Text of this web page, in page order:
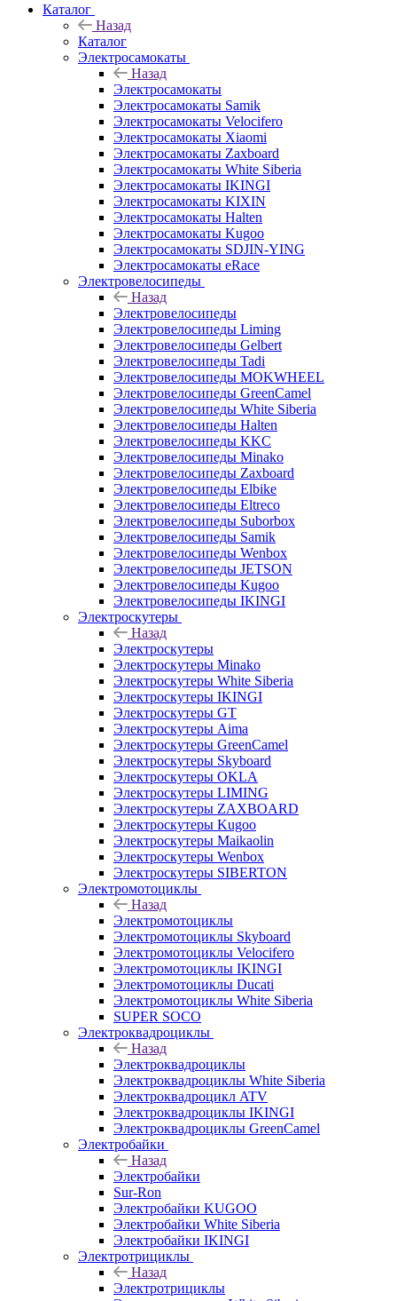
Каталог
Назад
Каталог
Электросамокаты
Назад
Электросамокаты
Электросамокаты Samik
Электросамокаты Velocifero
Электросамокаты Xiaomi
Электросамокаты Zaxboard
Электросамокаты White Siberia
Электросамокаты IKINGI
Электросамокаты KIXIN
Электросамокаты Halten
Электросамокаты Kugoo
Электросамокаты SDJIN-YING
Электросамокаты eRace
Электровелосипеды
Назад
Электровелосипеды
Электровелосипеды Liming
Электровелосипеды Gelbert
Электровелосипеды Tadi
Электровелосипеды MOKWHEEL
Электровелосипеды GreenCamel
Электровелосипеды White Siberia
Электровелосипеды Halten
Электровелосипеды KKC
Электровелосипеды Minako
Электровелосипеды Zaxboard
Электровелосипеды Elbike
Электровелосипеды Eltreco
Электровелосипеды Suborbox
Электровелосипеды Samik
Электровелосипеды Wenbox
Электровелосипеды JETSON
Электровелосипеды Kugoo
Электровелосипеды IKINGI
Электроскутеры
Назад
Электроскутеры
Электроскутеры Minako
Электроскутеры White Siberia
Электроскутеры IKINGI
Электроскутеры GT
Электроскутеры Aima
Электроскутеры GreenCamel
Электроскутеры Skyboard
Электроскутеры OKLA
Электроскутеры LIMING
Электроскутеры ZAXBOARD
Электроскутеры Kugoo
Электроскутеры Maikaolin
Электроскутеры Wenbox
Электроскутеры SIBERTON
Электромотоциклы
Назад
Электромотоциклы
Электромотоциклы Skyboard
Электромотоциклы Velocifero
Электромотоциклы IKINGI
Электромотоциклы Ducati
Электромотоциклы White Siberia
SUPER SOCO
Электроквадроциклы
Назад
Электроквадроциклы
Электроквадроциклы White Siberia
Электроквадроцикл ATV
Электроквадроциклы IKINGI
Электроквадроциклы GreenCamel
Электробайки
Назад
Электробайки
Sur-Ron
Электробайки KUGOO
Электробайки White Siberia
Электробайки IKINGI
Электротрициклы
Назад
Электротрициклы